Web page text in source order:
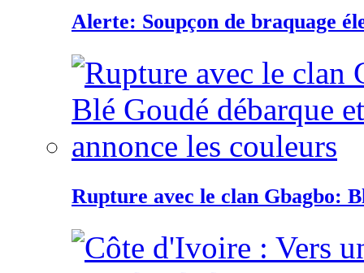
Alerte: Soupçon de braquage
Rupture avec le clan Gbagbo: